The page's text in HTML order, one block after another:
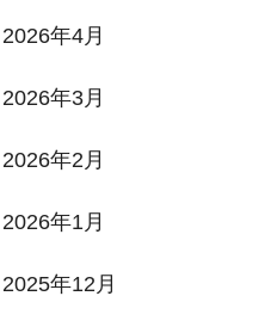
2026年4月
2026年3月
2026年2月
2026年1月
2025年12月